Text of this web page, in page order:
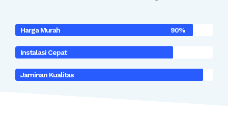
Harga Murah 90%
Instalasi Cepat
Jaminan Kualitas